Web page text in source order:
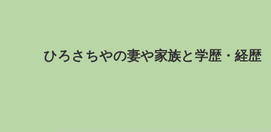
ひろさちやの妻や家族と学歴・経歴